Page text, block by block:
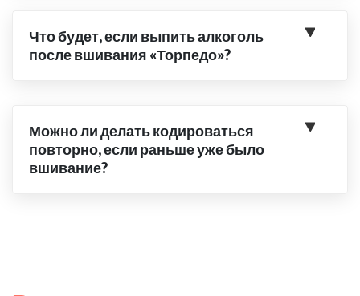
Что будет, если выпить алкоголь
после вшивания «Торпедо»?
Можно ли делать кодироваться
повторно, если раньше уже было
вшивание?